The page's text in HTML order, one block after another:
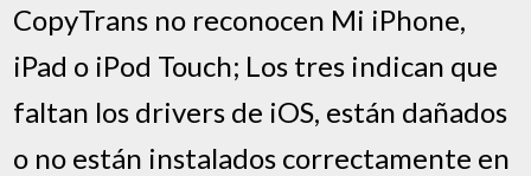
CopyTrans no reconocen Mi iPhone,
iPad o iPod Touch; Los tres indican que
faltan los drivers de iOS, están dañados
o no están instalados correctamente en